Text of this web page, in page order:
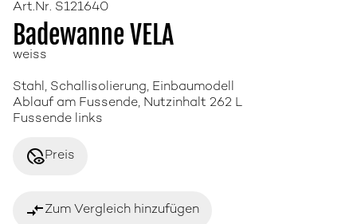
Art.Nr. S121640
Badewanne VELA
weiss
Stahl, Schallisolierung, Einbaumodell
Ablauf am Fussende, Nutzinhalt 262 L
Fussende links
disabled_visiblePreis
compare_arrowsZum Vergleich hinzufügen